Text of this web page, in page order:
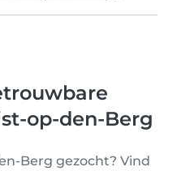
op-den-Berg
Berg gezocht? Vind